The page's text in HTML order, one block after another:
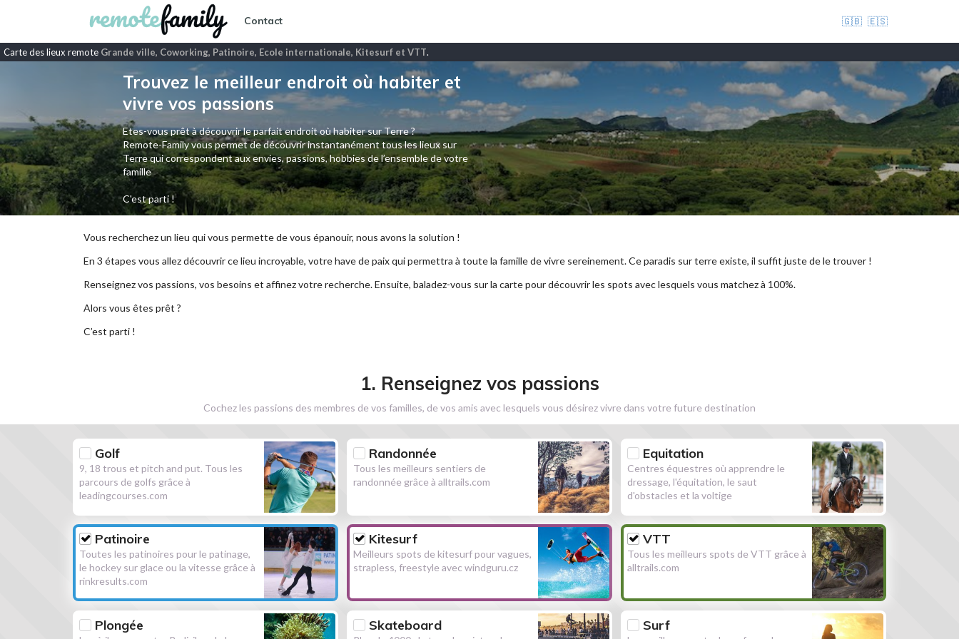
Contact 🇬🇧 🇪🇸
Carte des lieux remote Grande ville, Coworking, Patinoire, Ecole internationale, Kitesurf et VTT.
Trouvez le meilleur endroit où habiter et
vivre vos passions
Etes-vous prêt à découvrir le parfait endroit où habiter sur Terre ?
Remote-Family vous permet de découvrir instantanément tous les lieux sur
Terre qui correspondent aux envies, passions, hobbies de l’ensemble de votre
famille
C'est parti !
Vous recherchez un lieu qui vous permette de vous épanouir, nous avons la solution !
En 3 étapes vous allez découvrir ce lieu incroyable, votre have de paix qui permettra à toute la famille de vivre sereinement. Ce paradis sur terre existe, il suffit juste de le trouver !
Renseignez vos passions, vos besoins et affinez votre recherche. Ensuite, baladez-vous sur la carte pour découvrir les spots avec lesquels vous matchez à 100%.
Alors vous êtes prêt ?
C’est parti !
1. Renseignez vos passions
Cochez les passions des membres de vos familles, de vos amis avec lesquels vous désirez vivre dans votre future destination
Golf
9, 18 trous et pitch and put. Tous les
parcours de golfs grâce à
leadingcourses.com
Randonnée
Tous les meilleurs sentiers de
randonnée grâce à alltrails.com
Equitation
Centres équestres où apprendre le
dressage, l'équitation, le saut
d'obstacles et la voltige
Patinoire
Toutes les patinoires pour le patinage,
le hockey sur glace ou la vitesse grâce à
rinkresults.com
Kitesurf
Meilleurs spots de kitesurf pour vagues,
strapless, freestyle avec windguru.cz
VTT
Tous les meilleurs spots de VTT grâce à
alltrails.com
Plongée Skateboard Surf